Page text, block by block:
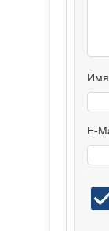
Имя
E-